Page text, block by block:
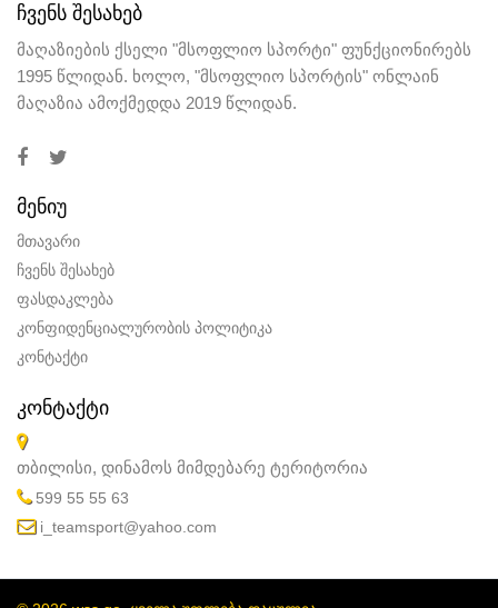
ᲩᲕᲔᲜᲡ ᲨᲔᲡᲐᲮᲔᲑ
მაღაზიების ქსელი "მსოფლიო სპორტი" ფუნქციონირებს
1995 წლიდან. ხოლო, "მსოფლიო სპორტის" ონლაინ
მაღაზია ამოქმედდა 2019 წლიდან.
ᲛᲔᲜᲘᲣ
მთავარი
ჩვენს შესახებ
ფასდაკლება
კონფიდენციალურობის პოლიტიკა
კონტაქტი
ᲙᲝᲜᲢᲐᲥᲢᲘ
თბილისი, დინამოს მიმდებარე ტერიტორია
599 55 55 63
i_teamsport@yahoo.com